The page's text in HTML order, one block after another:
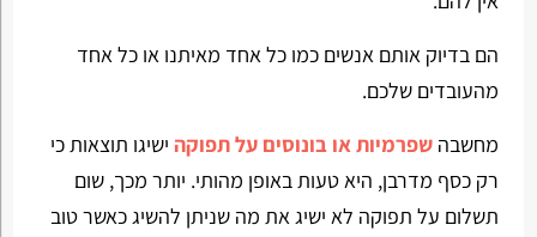
הם בדיוק אותם אנשים כמו כל אחד מאיתנו או כל אחד
מהעובדים שלכם.
מחשבה שפרמיות או בונוסים על תפוקהישיגו תוצאות כי
רק כסף מדרבן, היא טעות באופן מהותי. יותר מכך, שום
תשלום על תפוקה לא ישיג את מה שניתן להשיג כאשר טוב